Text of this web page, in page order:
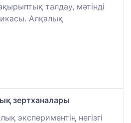
талдау, мәтінді
Алқалық
зертханалары
экспериментің негізгі